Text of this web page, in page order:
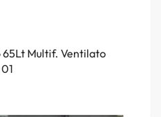
Multif. Ventilato